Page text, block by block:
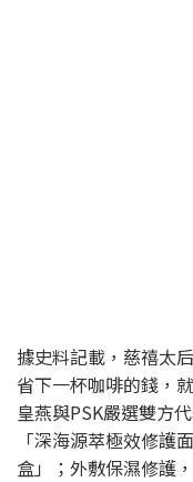
據史料記載，慈禧太
省下一杯咖啡的錢，
皇燕與PSK嚴選雙方
「深海源萃極效修護
盒」；外敷保濕修護